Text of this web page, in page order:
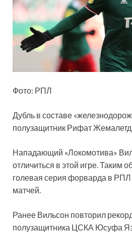
Фото: РПЛ
Дубль в составе
полузащитник Рифат
Нападающий «Локомотива»
отличиться в этой игре. Таким
голевая серия форварда в РПЛ
матчей.
Ранее Вильсон повторил
полузащитника ЦСКА Юсуфа